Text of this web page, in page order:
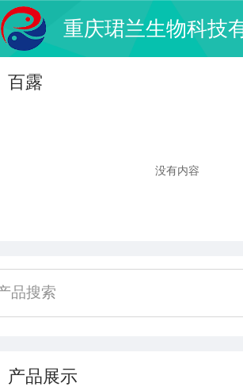
重庆珺兰生物科技
百露
没有内容
品搜索
产品展示